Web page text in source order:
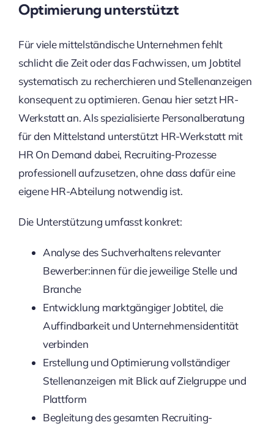
Optimierung unterstützt
Für viele mittelständische Unternehmen fehlt
schlicht die Zeit oder das Fachwissen, um Jobtitel
systematisch zu recherchieren und Stellenanzeigen
konsequent zu optimieren. Genau hier setzt HR-
Werkstatt an. Als spezialisierte Personalberatung
für den Mittelstand unterstützt HR-Werkstatt mit
HR On Demand dabei, Recruiting-Prozesse
professionell aufzusetzen, ohne dass dafür eine
eigene HR-Abteilung notwendig ist.
Die Unterstützung umfasst konkret:
Analyse des Suchverhaltens relevanter
Bewerber:innen für die jeweilige Stelle und
Branche
Entwicklung marktgängiger Jobtitel, die
Auffindbarkeit und Unternehmensidentität
verbinden
Erstellung und Optimierung vollständiger
Stellenanzeigen mit Blick auf Zielgruppe und
Plattform
Begleitung des gesamten Recruiting-